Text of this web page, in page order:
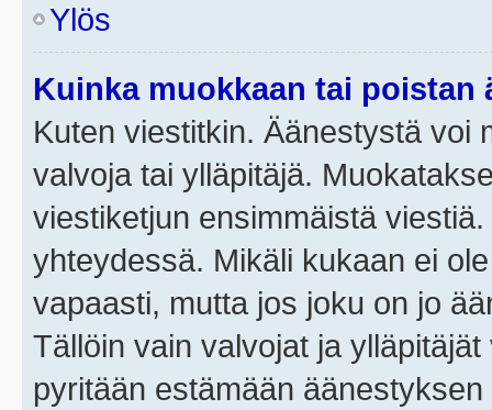
Ylös
Kuinka muokkaan tai poistan
Kuten viestitkin. Äänestystä voi
valvoja tai ylläpitäjä.
viestiketjun ensimmäistä
yhteydessä. Mikäli kukaan ei
vapaasti, mutta jos joku on jo
Tällöin vain valvojat ja
pyritään estämään